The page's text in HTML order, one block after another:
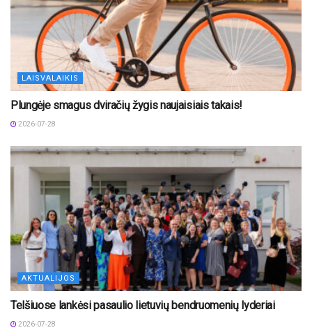
LAISVALAIKIS
Plungėje smagus dviračių žygis naujaisiais takais!
2026-07-28
AKTUALIJOS
Telšiuose lankėsi pasaulio lietuvių bendruomenių lyderiai
2026-07-28